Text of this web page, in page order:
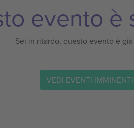
evento è
Sei in ritardo, questo evento è
VEDI EVENTI IMMINENTI